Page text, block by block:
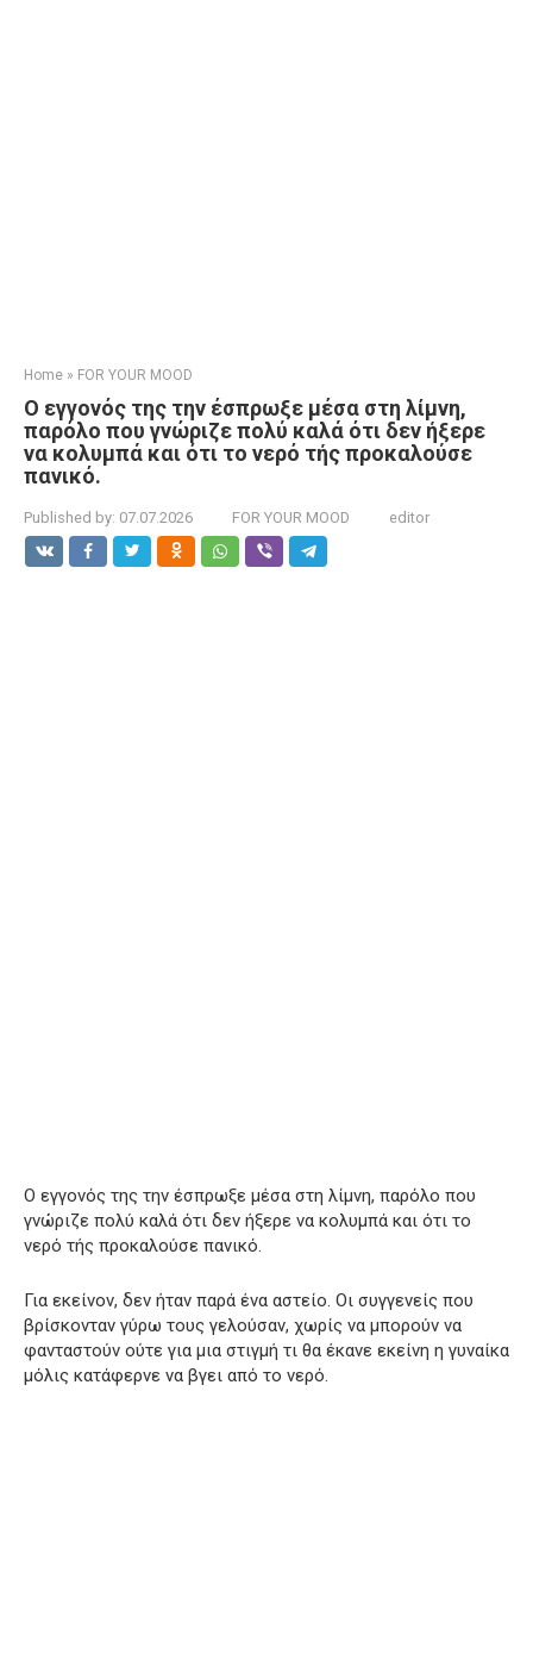
Home » FOR YOUR MOOD
Ο εγγονός της την έσπρωξε μέσα στη λίμνη,
παρόλο που γνώριζε πολύ καλά ότι δεν ήξερε
να κολυμπά και ότι το νερό τής προκαλούσε
πανικό.
Published by: 07.07.2026 FOR YOUR MOOD editor
Ο εγγονός της την έσπρωξε μέσα στη λίμνη, παρόλο που
γνώριζε πολύ καλά ότι δεν ήξερε να κολυμπά και ότι το
νερό τής προκαλούσε πανικό.
Για εκείνον, δεν ήταν παρά ένα αστείο. Οι συγγενείς που
βρίσκονταν γύρω τους γελούσαν, χωρίς να μπορούν να
φανταστούν ούτε για μια στιγμή τι θα έκανε εκείνη η γυναίκα
μόλις κατάφερνε να βγει από το νερό.